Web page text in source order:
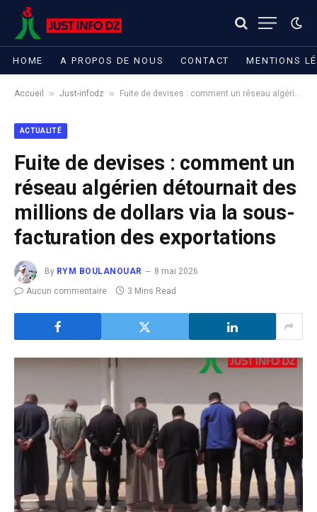
HOME A PROPOS DE NOUS CONTACT MENTIONS
Accueil » Just-infodz » Fuite de devises : comment un réseau algérien détournait des millions de dollars via la sous-facturation des exportations
ACTUALITÉ
Fuite de devises : comment un
réseau algérien détournait des
millions de dollars via la sous-
facturation des exportations
By RYM BOULANOUAR
8 mai 2026
Aucun commentaire
3 Mins Read